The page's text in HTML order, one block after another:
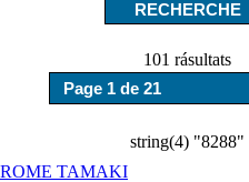
101 rásultats
string(4) "8288"
TAMAKI